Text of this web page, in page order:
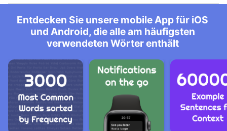
Entdecken Sie unsere mobile App für iOS
und Android, die alle am häufigsten
verwendeten Wörter enthält